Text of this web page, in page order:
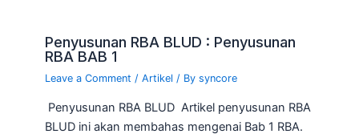
Penyusunan RBA BLUD : Penyusunan
RBA BAB 1
Leave a Comment /Artikel / Bysyncore
Penyusunan RBA BLUD Artikel penyusunan RBA
BLUD ini akan membahas mengenai Bab 1 RBA.